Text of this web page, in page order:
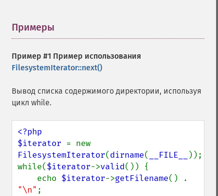
Примеры
Пример #1 Пример использования
FilesystemIterator::next()
Вывод списка содержимого директории, используя
цикл while.
<?php
$iterator
FilesystemIterator(dirname( __FILE__
));
while($iterator->valid()) {
    echo
$iterator->getFilename
"\n" ;